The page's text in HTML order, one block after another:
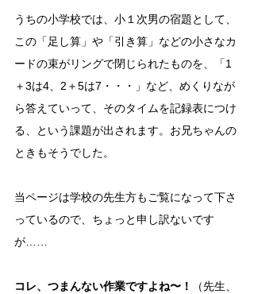
うちの小学校では、小１次男の宿題として、
この「足し算」や「引き算」などの小さなカ
ードの束がリングで閉じられたものを、「1
＋3は4、2＋5は7・・・」など、めくりなが
ら答えていって、そのタイムを記録表につけ
る、という課題が出されます。お兄ちゃんの
ときもそうでした。
当ページは学校の先生方もご覧になって下さ
っているので、ちょっと申し訳ないです
が……
コレ、つまんない作業ですよね〜！
（先生、